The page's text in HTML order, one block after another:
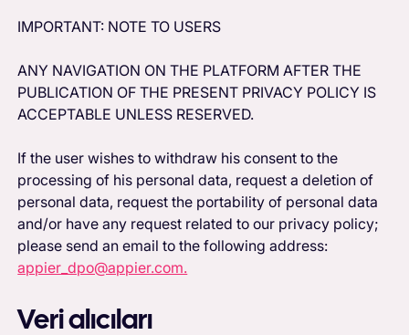
IMPORTANT: NOTE TO USERS
ANY NAVIGATION ON THE PLATFORM AFTER THE
PUBLICATION OF THE PRESENT PRIVACY POLICY IS
ACCEPTABLE UNLESS RESERVED.
If the user wishes to withdraw his consent to the
processing of his personal data, request a deletion of
personal data, request the portability of personal data
and/or have any request related to our privacy policy;
please send an email to the following address:
appier_dpo@appier.com.
Veri alıcıları